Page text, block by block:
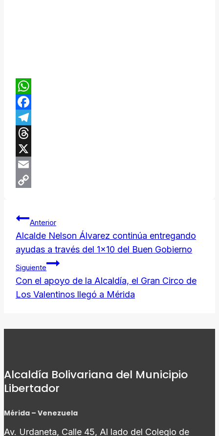
WhatsApp
Facebook
Telegram
Threads
X
Email
Navegación
de
entradas
Anterior
Alcalde Nelson Álvarez continúa entregando
ayudas a través del 1×10 del Buen Gobierno
Siguiente
Con el apoyo de la Alcaldía, el Gran Circo de
Los Valentinos llegó a Mérida
Alcaldía Bolivariana del Municipio
Libertador
Mérida – Venezuela
Av. Urdaneta, Calle 45, Al lado del Colegio de